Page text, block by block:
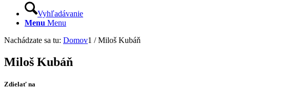
Vyhľadávanie
Menu Menu
Nachádzate sa tu: Domov1 / Miloš Kubáň
Miloš Kubáň
Zdielať na